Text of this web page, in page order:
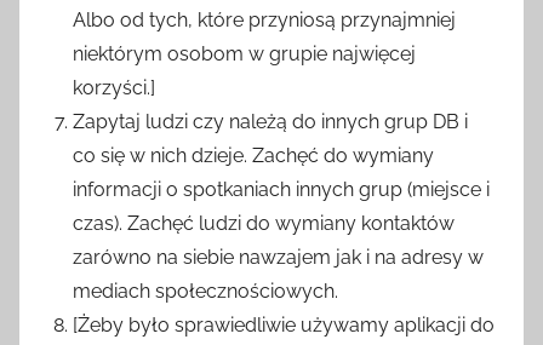
Albo od tych, które przyniosą przynajmniej
niektórym osobom w grupie najwięcej
korzyści.]
Zapytaj ludzi czy należą do innych grup DB i
co się w nich dzieje. Zachęć do wymiany
informacji o spotkaniach innych grup (miejsce i
czas). Zachęć ludzi do wymiany kontaktów
zarówno na siebie nawzajem jak i na adresy w
mediach społecznościowych.
[Żeby było sprawiedliwie używamy aplikacji do